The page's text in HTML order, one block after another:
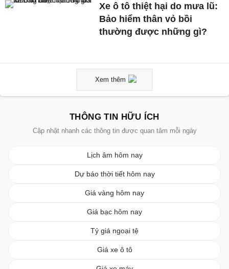
Xe ô tô thiệt hại do mưa lũ:
Bảo hiểm thân vỏ bồi
thường được những gì?
Xem thêm
THÔNG TIN HỮU ÍCH
Cập nhật nhanh các thông tin được quan tâm mỗi ngày
Lịch âm hôm nay
Dự báo thời tiết hôm nay
Giá vàng hôm nay
Giá bạc hôm nay
Tỷ giá ngoại tệ
Giá xe ô tô